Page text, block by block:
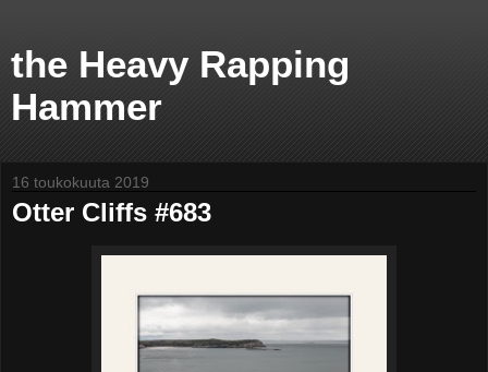
the Heavy Rapping
Hammer
16 toukokuuta 2019
Otter Cliffs #683